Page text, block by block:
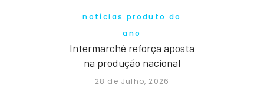
notícias produto do
ano
Intermarché reforça aposta
na produção nacional
28 de Julho, 2026